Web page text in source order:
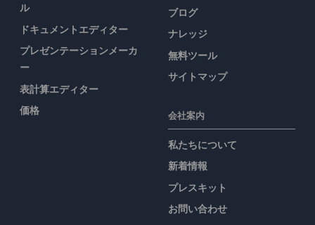
ル
ドキュメントエディター
プレゼンテーションメーカ
ー
表計算エディター
価格
ブログ
ナレッジ
無料ツール
サイトマップ
会社案内
私たちについて
新着情報
プレスキット
お問い合わせ